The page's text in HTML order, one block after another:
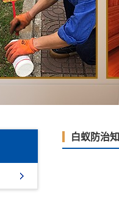
白蚁防治